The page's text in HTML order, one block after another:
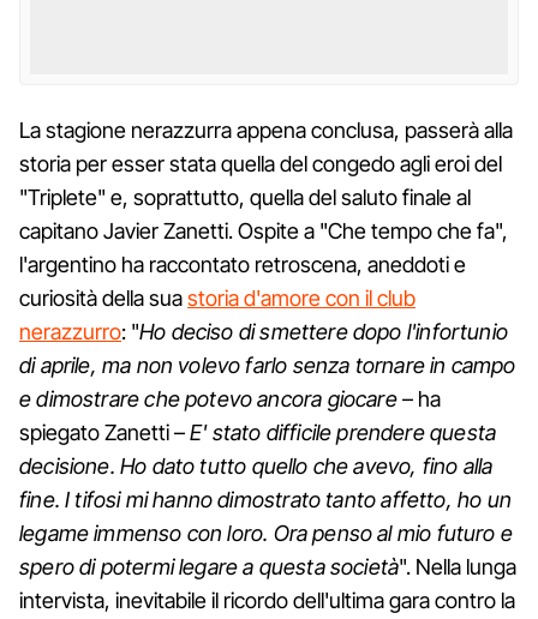
La stagione nerazzurra appena conclusa, passerà alla
storia per esser stata quella del congedo agli eroi del
"Triplete" e, soprattutto, quella del saluto finale al
capitano Javier Zanetti. Ospite a "Che tempo che fa",
l'argentino ha raccontato retroscena, aneddoti e
curiosità della suastoria d'amore con il club
nerazzurro: "Ho deciso di smettere dopo l'infortunio
di aprile, ma non volevo farlo senza tornare in campo
e dimostrare che potevo ancora giocare– ha
spiegato Zanetti –E' stato difficile prendere questa
decisione. Ho dato tutto quello che avevo, fino alla
fine. I tifosi mi hanno dimostrato tanto affetto, ho un
legameimmenso con loro. Ora penso al mio futuro e
spero di potermi legare a questa società". Nella lunga
intervista, inevitabile il ricordo dell'ultima gara contro la